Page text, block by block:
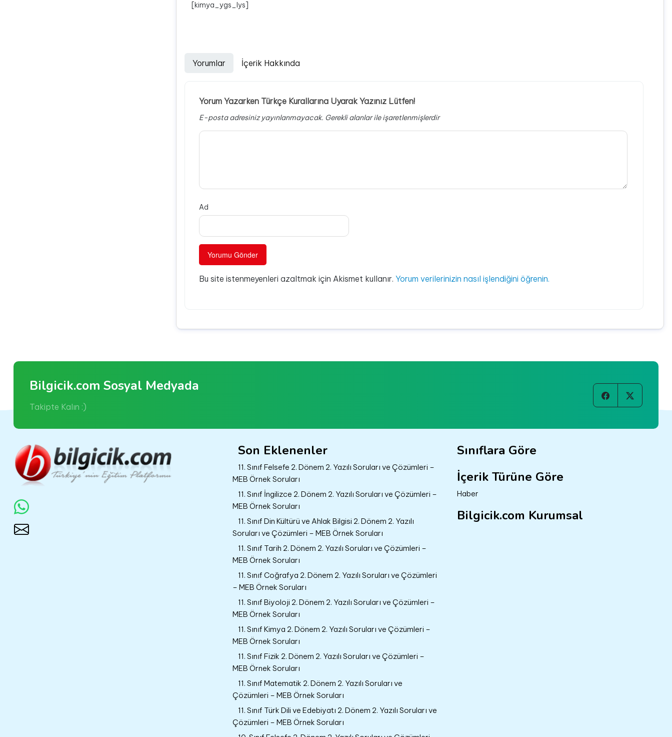
[kimya_ygs_lys]
Yorumlar İçerik Hakkında
Yorum Yazarken Türkçe Kurallarına Uyarak Yazınız Lütfen!
E-posta adresiniz yayınlanmayacak. Gerekli alanlarile işaretlenmişlerdir
Ad
Bu site istenmeyenleri azaltmak için Akismet kullanır. Yorum verilerinizin nasıl işlendiğini öğrenin.
Bilgicik.com Sosyal Medyada
Takipte Kalın :)
Son Eklenenler
11. Sınıf Felsefe 2. Dönem 2. Yazılı Soruları ve Çözümleri –
MEB Örnek Soruları
11. Sınıf İngilizce 2. Dönem 2. Yazılı Soruları ve Çözümleri –
MEB Örnek Soruları
11. Sınıf Din Kültürü ve Ahlak Bilgisi 2. Dönem 2. Yazılı
Soruları ve Çözümleri – MEB Örnek Soruları
11. Sınıf Tarih 2. Dönem 2. Yazılı Soruları ve Çözümleri –
MEB Örnek Soruları
11. Sınıf Coğrafya 2. Dönem 2. Yazılı Soruları ve Çözümleri
– MEB Örnek Soruları
11. Sınıf Biyoloji 2. Dönem 2. Yazılı Soruları ve Çözümleri –
MEB Örnek Soruları
11. Sınıf Kimya 2. Dönem 2. Yazılı Soruları ve Çözümleri –
MEB Örnek Soruları
11. Sınıf Fizik 2. Dönem 2. Yazılı Soruları ve Çözümleri –
MEB Örnek Soruları
11. Sınıf Matematik 2. Dönem 2. Yazılı Soruları ve
Çözümleri – MEB Örnek Soruları
11. Sınıf Türk Dili ve Edebiyatı 2. Dönem 2. Yazılı Soruları ve
Çözümleri – MEB Örnek Soruları
Sınıflara Göre
İçerik Türüne Göre
Haber
Bilgicik.com Kurumsal